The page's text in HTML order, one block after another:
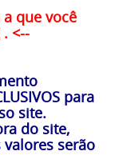
que você
. <--
para
site.
do site,
serão